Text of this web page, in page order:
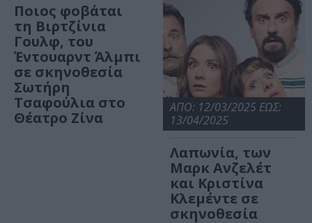
Ποιος φοβάται
τη Βιρτζίνια
Γουλφ, του
Έντουαρντ Άλμπι
σε σκηνοθεσία
Σωτήρη
Τσαφούλια στο
Θέατρο Ζίνα
ΑΠΟ: 12/03/2025 ΕΩΣ:
13/04/2025
Λαπωνία, των
Μαρκ Ανζελέτ
και Κριστίνα
Κλεμέντε σε
σκηνοθεσία